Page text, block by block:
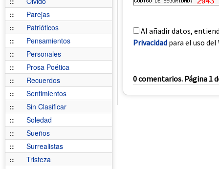
::
Parejas
::
Patrióticos
::
Pensamientos
::
Personales
::
Prosa Poética
::
Recuerdos
::
Sentimientos
::
Sin Clasificar
::
Soledad
::
Sueños
::
Surrealistas
::
Tristeza
Al añadir datos,
Privacidad para el uso del
0 comentarios. Página 1